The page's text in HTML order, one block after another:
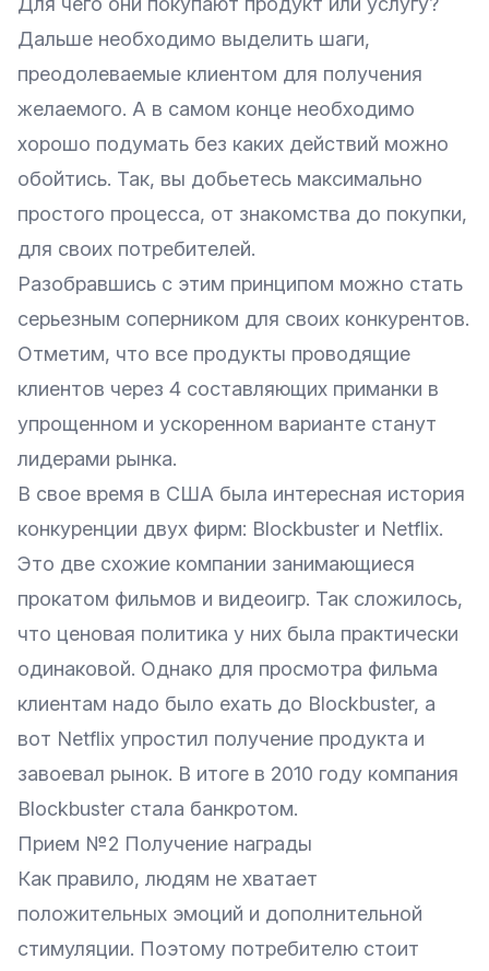
Дальше необходимо выделить шаги,
преодолеваемые клиентом для получения
желаемого. А в самом конце необходимо
хорошо подумать без каких действий можно
обойтись. Так, вы добьетесь максимально
простого процесса, от знакомства до покупки,
для своих потребителей.
Разобравшись с этим принципом можно стать
серьезным соперником для своих конкурентов.
Отметим, что все продукты проводящие
клиентов через 4 составляющих приманки в
упрощенном и ускоренном варианте станут
лидерами рынка.
В свое время в США была интересная история
конкуренции двух фирм: Blockbuster и Netflix.
Это две схожие компании занимающиеся
прокатом фильмов и видеоигр. Так сложилось,
что ценовая политика у них была практически
одинаковой. Однако для просмотра фильма
клиентам надо было ехать до Blockbuster, а
вот Netflix упростил получение продукта и
завоевал рынок. В итоге в 2010 году компания
Blockbuster стала банкротом.
Прием №2 Получение награды
Как правило, людям не хватает
положительных эмоций и дополнительной
стимуляции. Поэтому потребителю стоит